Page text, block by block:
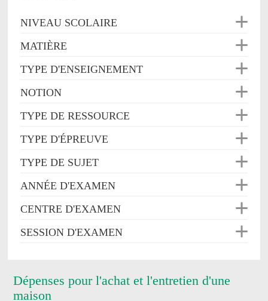
NIVEAU SCOLAIRE
MATIÈRE
TYPE D'ENSEIGNEMENT
NOTION
TYPE DE RESSOURCE
TYPE D'ÉPREUVE
TYPE DE SUJET
ANNÉE D'EXAMEN
CENTRE D'EXAMEN
SESSION D'EXAMEN
Dépenses pour l'achat et l'entretien d'une
maison